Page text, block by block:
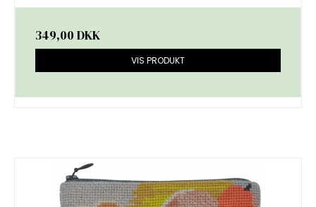
349,00 DKK
VIS PRODUKT